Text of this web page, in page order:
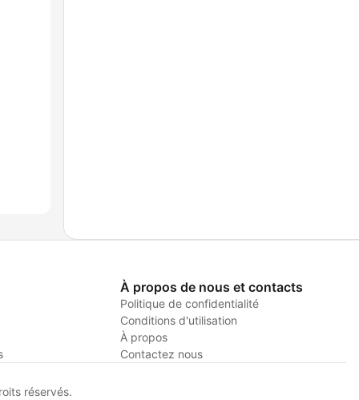
À propos de nous et contacts
Politique de confidentialité
Conditions d'utilisation
À propos
Contactez nous
réservés.